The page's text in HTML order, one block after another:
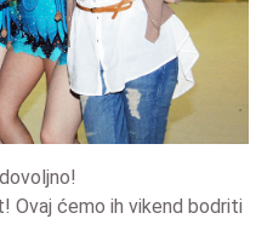
Ovaj ćemo ih vikend bodriti